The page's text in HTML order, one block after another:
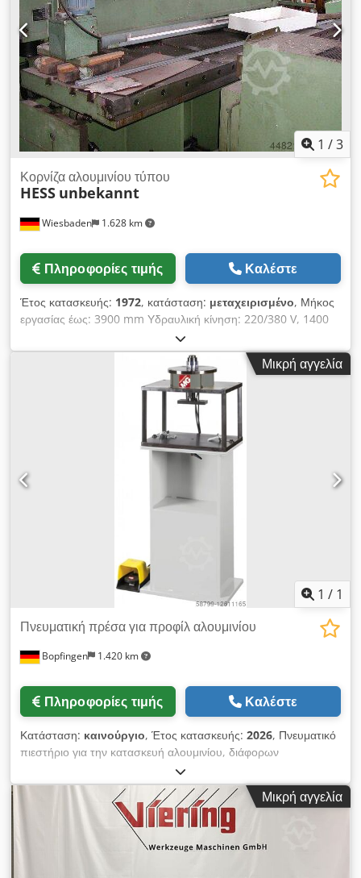
1 /3
Wiesbaden 1.628 km
Κορνίζα αλουμινίου τύπου
HESS unbekannt
Πληροφορίες τιμής Καλέστε
Έτος κατασκευής: 1972, κατάσταση: μεταχειρισμένο, Μήκος
εργασίας έως: 3900 mm Υδραυλική κίνηση: 220/380 V, 1400
σ.α.λ., 0.75 kW Διάσταση: 600 x 4650 x 1000 mm Βάρος: 250
kg σε κινητή έκδοση Dsdpfx Asbnnyiehieck
Μικρή αγγελία
1 / 1
Bopfingen 1.420 km
Πνευματική πρέσα για προφίλ αλουμινίου
Πληροφορίες τιμής Καλέστε
Κατάσταση: καινούργιο, Έτος κατασκευής: 2026, Πνευματικό
πιεστήριο για την κατασκευή αλουμινίου, διάφορων
αυλακώσεων, διατρήσεων και τρυπήματος, μέσω ενός
ρυθμιζόμενου σε ύψος εμβόλου και χειρισμού με
ποδοδιακόπτη. Dsdspa Nw Sepfx Ahieck Μέγιστη δύναμη
Εργαζόμενο βάρος 3000 kg στους 8 Atm. Πνευματική πίεση 6-
8 atm Ωφέλιμο φως 260 mm Διαδρομή εργασίας 0-35 mm
Διαστάσεις συσκευασίας 500 x 320 mm Ταχύτητα εμβόλου 23
Μικρή αγγελία